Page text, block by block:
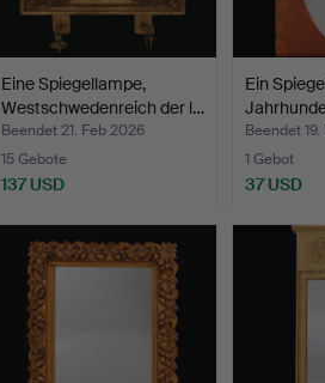
Eine Spiegellampe,
Westschwedenreich der l…
Beendet 21. Feb 2026
15 Gebote
137 USD
Ein
Beendet
1 Gebot
37 USD